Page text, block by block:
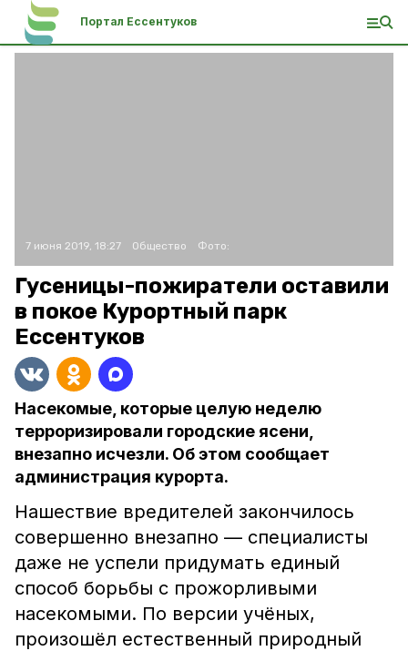
Портал Ессентуков
7 июня 2019, 18:27 Общество Фото:
Гусеницы-пожиратели оставили
в покое Курортный парк
Ессентуков
Насекомые, которые целую неделю
терроризировали городские ясени,
внезапно исчезли. Об этом сообщает
администрация курорта.
Нашествие вредителей закончилось
совершенно внезапно — специалисты
даже не успели придумать единый
способ борьбы с прожорливыми
насекомыми. По версии учёных,
произошёл естественный природный